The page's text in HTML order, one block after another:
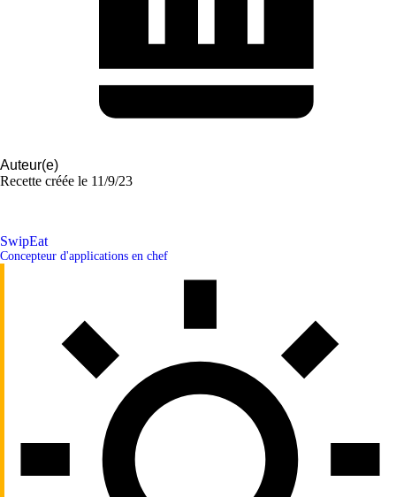
Auteur(e)
Recette créée le 11/9/23
SwipEat
Concepteur d'applications en chef